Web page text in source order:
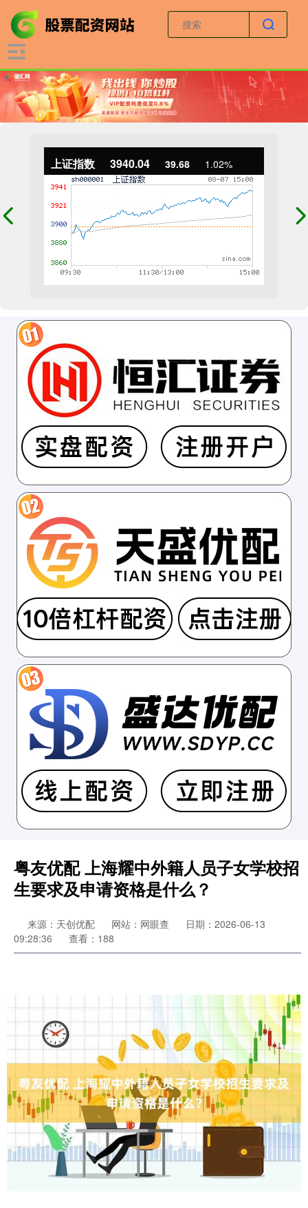
上证指数 3940.04 39.68 1.02%
粤友优配 上海耀中外籍人员子女学校招
生要求及申请资格是什么？
来源：天创优配 网站：网眼查
日期：2026-06-13
09:28:36
查看：188